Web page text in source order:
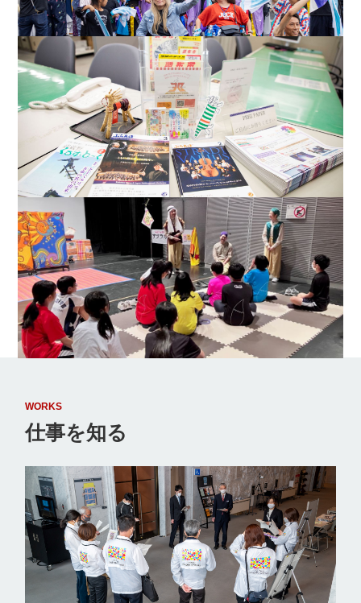
WORKS
仕事を知る